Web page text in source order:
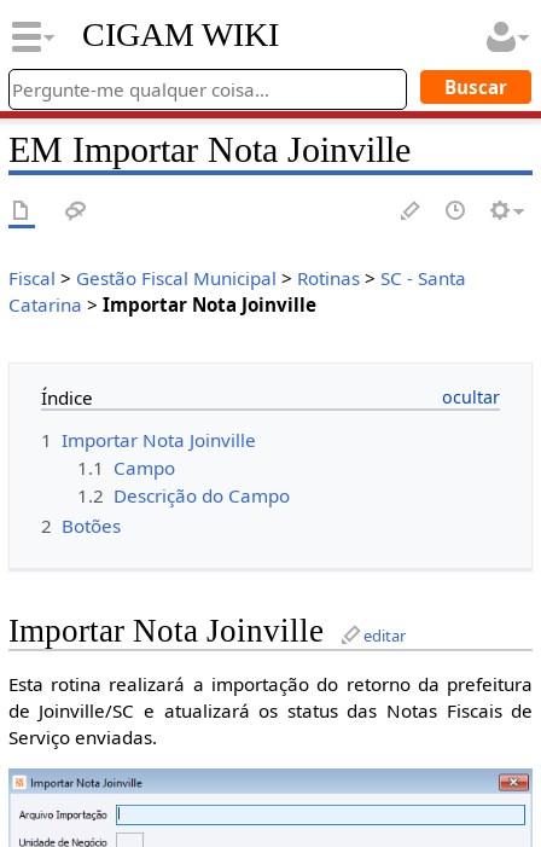
CIGAM WIKI
EM Importar Nota Joinville
Fiscal > Gestão Fiscal Municipal > Rotinas> SC - Santa
Catarina > Importar Nota Joinville
Índice
1 Importar Nota Joinville
1.1 Campo
1.2 Descrição do Campo
2 Botões
Importar Nota Joinville editar
Esta rotina realizará a importação do retorno da prefeitura
de Joinville/SC e atualizará os status das Notas Fiscais de
Serviço enviadas.